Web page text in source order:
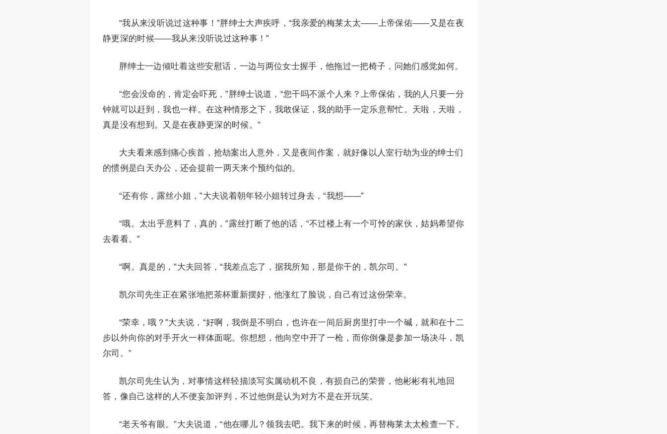
“我从来没听说过这种事！”胖绅士大声疾呼，“我亲爱的梅莱太太——上帝保佑——又是在夜
静更深的时候——我从来没听说过这种事！”
胖绅士一边倾吐着这些安慰话，一边与两位女士握手，他拖过一把椅子，问她们感觉如何。
“您会没命的，肯定会吓死，”胖绅士说道，“您干吗不派个人来？上帝保佑，我的人只要一分
钟就可以赶到，我也一样。在这种情形之下，我敢保证，我的助手一定乐意帮忙。天啦，天啦，
真是没有想到。又是在夜静更深的时候。”
大夫看来感到痛心疾首，抢劫案出人意外，又是夜间作案，就好像以人室行劫为业的绅士们
的惯例是白天办公，还会提前一两天来个预约似的。
“还有你，露丝小姐，”大夫说着朝年轻小姐转过身去，“我想——”
“哦。太出乎意料了，真的，”露丝打断了他的话，“不过楼上有一个可怜的家伙，姑妈希望你
去看看。”
“啊。真是的，”大夫回答，“我差点忘了，据我所知，那是你干的，凯尔司。”
凯尔司先生正在紧张地把茶杯重新摆好，他涨红了脸说，自己有过这份荣幸。
“荣幸，哦？”大夫说，“好啊，我倒是不明白，也许在一间后厨房里打中一个碱，就和在十二
步以外向你的对手开火一样体面呢。你想想，他向空中开了一枪，而你倒像是参加一场决斗，凯
尔司。”
凯尔司先生认为，对事情这样轻描淡写实属动机不良，有损自己的荣誉，他彬彬有礼地回
答，像自己这样的人不便妄加评判，不过他倒是认为对方不是在开玩笑。
“老天爷有眼。”大夫说道，“他在哪儿？领我去吧。我下来的时候，再替梅莱太太检查一下。